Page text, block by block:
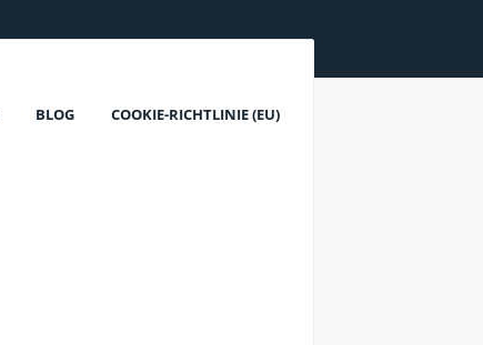
BLOG COOKIE-RICHTLINIE (EU)